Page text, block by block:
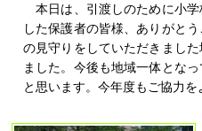
本日は、引渡しのために小学
した保護者の皆様、ありがと
の見守りをしていただきまし
ました。今後も地域一体とな
と思います。今年度もご協力を